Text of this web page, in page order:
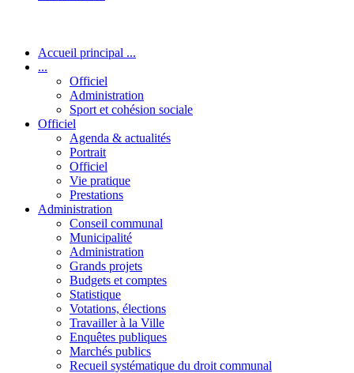
Accueil principal ...
...
Officiel
Administration
Sport et cohésion sociale
Officiel
Agenda & actualités
Portrait
Officiel
Vie pratique
Prestations
Administration
Conseil communal
Municipalité
Administration
Grands projets
Budgets et comptes
Statistique
Votations, élections
Travailler à la Ville
Enquêtes publiques
Marchés publics
Recueil systématique du droit communal